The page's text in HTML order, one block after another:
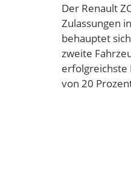
Der Renault
Zulassungen
behauptet
zweite
erfolgreichste
von 20